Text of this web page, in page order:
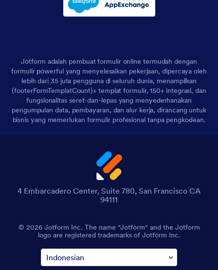
Jotform adalah pembuat formulir online termudah dengan
formulir powerful yang menyelesaikan pekerjaan, dipercaya oleh
lebih dari 35 juta pengguna di seluruh dunia, menampilkan
{footerFormTemplatCount}+ templat formulir, 150+ integrasi, dan
fungsionalitas seret-dan-lepas yang menyederhanakan
pengumpulan data, pembayaran, dan alur kerja, dirancang untuk
bisnis yang memerlukan formulir profesional tanpa pengkodean.
4 Embarcadero Center, Suite 780, San Francisco CA
94111
© 2026 Jotform Inc. The name "Jotform" and the Jotform
logo are registered trademarks of Jotform Inc.